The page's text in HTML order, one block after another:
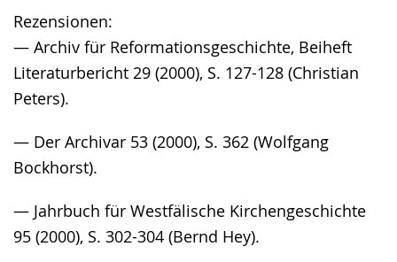
Rezensionen:
— Archiv für Reformationsgeschichte, Beiheft
Literaturbericht 29 (2000), S. 127-128 (Christian
Peters).
— Der Archivar 53 (2000), S. 362 (Wolfgang
Bockhorst).
— Jahrbuch für Westfälische Kirchengeschichte
95 (2000), S. 302-304 (Bernd Hey).